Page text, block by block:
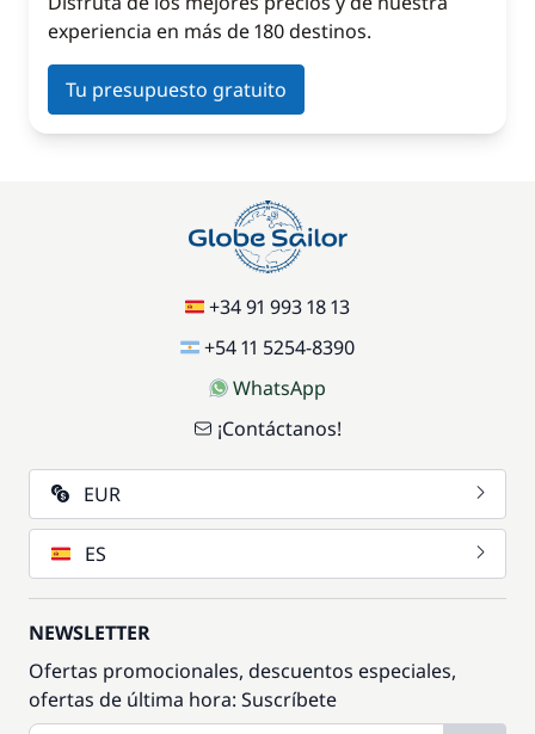
experiencia en más de 180 destinos.
Tu presupuesto gratuito
+34 91 993 18 13
+54 11 5254-8390
WhatsApp
¡Contáctanos!
EUR
ES
NEWSLETTER
Ofertas promocionales, descuentos especiales,
ofertas de última hora: Suscríbete